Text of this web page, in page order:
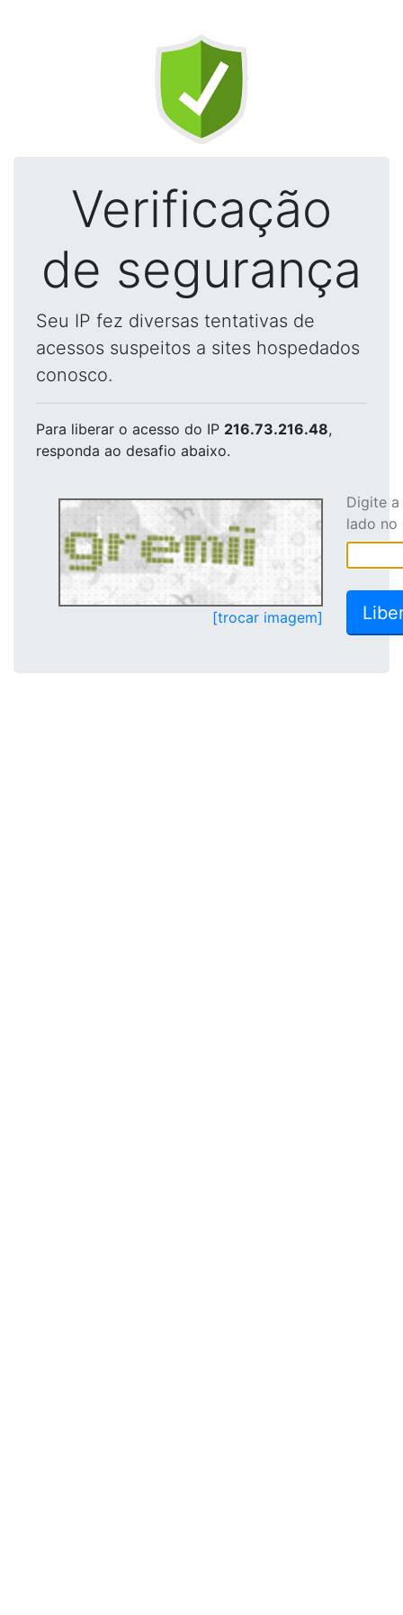
Verificação
de segurança
Seu IP fez diversas tentativas de
acessos suspeitos a sites hospedados
conosco.
Para liberar o acesso do IP 216.73.216.48,
responda ao desafio abaixo.
[trocar imagem]
Digite
lado no